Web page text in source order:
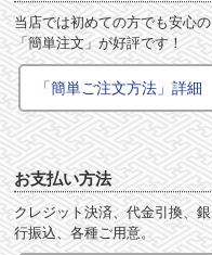
当店では初めての方でも安心の
「簡単注文」が好評です！
「簡単ご注文方法」詳細
お支払い方法
クレジット決済、代金引換、銀
行振込、各種ご用意。